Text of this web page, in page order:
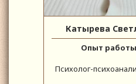
Катырева
Опыт работы
Психолог-